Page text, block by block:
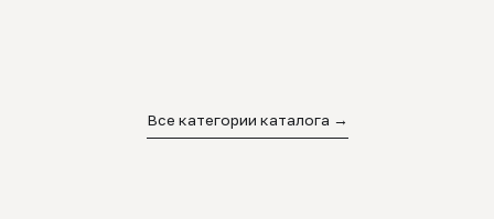
Все категории каталога →